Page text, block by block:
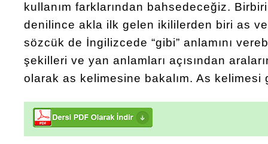
kullanım farklarından bahsedeceğiz.
denilince akla ilk gelen ikililerden biri as
sözcük de İngilizcede “gibi” anlamını
şekilleri ve yan anlamları açısından
olarak as kelimesine bakalım. As